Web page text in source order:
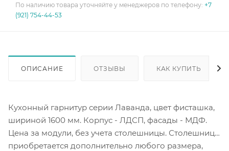
По наличию товара уточняйте у менеджеров по телефону: +7
(921) 754-44-53
ОПИСАНИЕ ОТЗЫВЫ КАК КУПИТЬ
Кухонный гарнитур серии Лаванда, цвет фисташка,
шириной 1600 мм. Корпус - ЛДСП, фасады - МДФ.
Цена за модули, без учета столешницы. Столешница
приобретается дополнительно любого размера,